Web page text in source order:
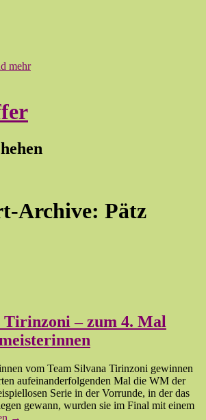
mehr
Archive: Pätz
Tirinzoni – zum 4. Mal
vom Team Silvana Tirinzoni gewinnen
aufeinanderfolgenden Mal die WM der
Serie in der Vorrunde, in der das
gewann, wurden sie im Final mit einem